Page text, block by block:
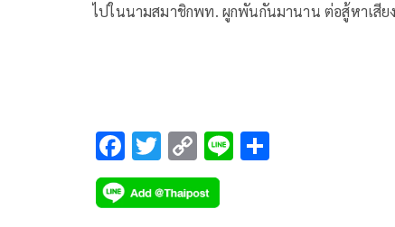
ไปในนามสมาชิกพท. ผูกพันกันมานาน ต่อสู้หาเสีย
F
ac
e
T
wi
tt
C
o
p
Li